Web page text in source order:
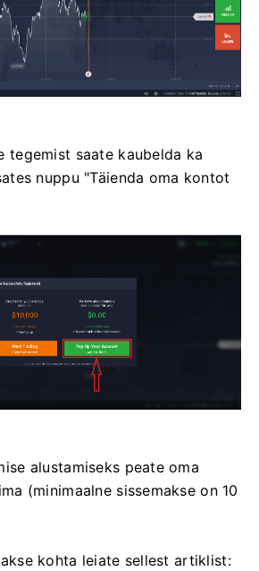
tegemist saate kaubelda ka
nuppu "Täienda oma kontot
alustamiseks peate oma
(minimaalne sissemakse on 10
kohta leiate sellest artiklist: